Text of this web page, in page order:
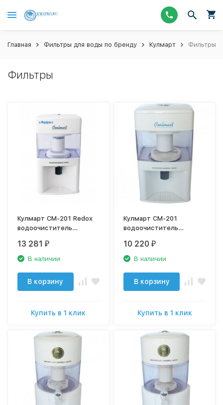
Главная Фильтры для воды по бренду Кулмарт Фильтры
Фильтры
Кулмарт СМ-201 Redox
водоочиститель
воды)
13 281 ₽
В наличии
В корзину
Купить в 1 клик
Кулмарт СМ-201
водоочиститель
воды)
10 220 ₽
В наличии
В корзину
Купить в 1 клик